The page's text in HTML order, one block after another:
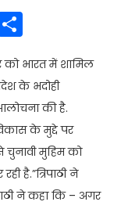
को भारत में शामिल
के भदोही
की है.
के मुद्दे पर
चुनावी मुहिम को
है.”त्रिपाठी ने
ने कहा कि – अगर